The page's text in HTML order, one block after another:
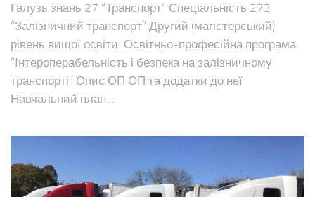
Галузь знань 27 “Транспорт” Спеціальність 273
“Залізничний транспорт” Другий (магістерський)
рівень вищої освіти: Освітньо-професійна програма
“Інтероперабельність і безпека на залізничному
транспорті” Опис ОП ОП та додатки до неї
Навчальний план...